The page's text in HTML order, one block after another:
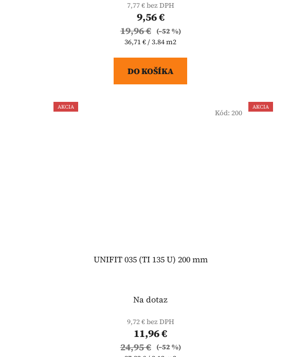
7,77 € bez DPH
9,56 €
19,96 €
(–52 %)
Jednotková
36,71 € / 3.84 m2
DO KOŠÍKA
AKCIA
UNIFIT 035 (TI 135 U) 200 mm
Na dotaz
9,72 € bez DPH
11,96 €
24,95 €
(–52 %)
Kód:200
AKCIA